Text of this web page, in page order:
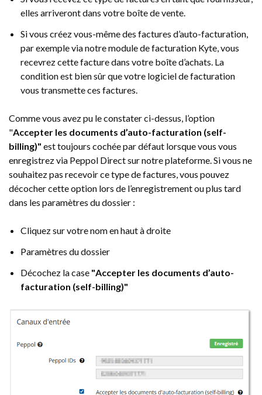
elles arriveront dans votre boîte de vente.
Si vous créez vous-même des factures d’auto-facturation,
par exemple via notre module de facturation Kyte, vous
recevrez cette facture dans votre boîte d’achats. La
condition est bien sûr que votre logiciel de facturation
vous transmette ces factures.
Comme vous avez pu le constater ci-dessus, l’option
"Accepter les documents d’auto-facturation (self-
billing)" est toujours cochée par défaut lorsque vous vous
enregistrez via Peppol Direct sur notre plateforme. Si vous ne
souhaitez pas recevoir ce type de factures, vous pouvez
décocher cette option lors de l’enregistrement ou plus tard
dans les paramètres du dossier :
Cliquez sur votre nom en haut à droite
Paramètres du dossier
Décochez la case "Accepter les documents d’auto-
facturation (self-billing)"